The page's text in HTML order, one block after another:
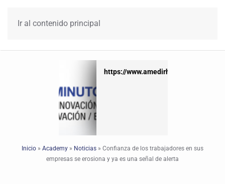
Ir al contenido principal
https://www.amedirh.com.mx
https://www.amedirh.com.mx
Inicio » Academy » Noticias » Confianza de los trabajadores en sus
empresas se erosiona y ya es una señal de alerta